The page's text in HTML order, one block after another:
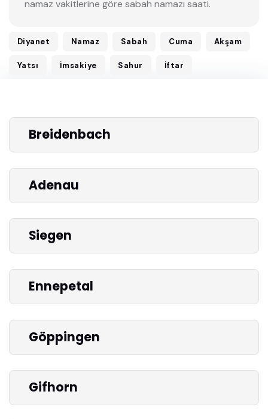
namaz vakitlerine göre sabah namazı saati.
Diyanet Namaz Sabah Cuma Akşam
Yatsı İmsakiye Sahur İftar
Breidenbach
Adenau
Siegen
Ennepetal
Göppingen
Gifhorn